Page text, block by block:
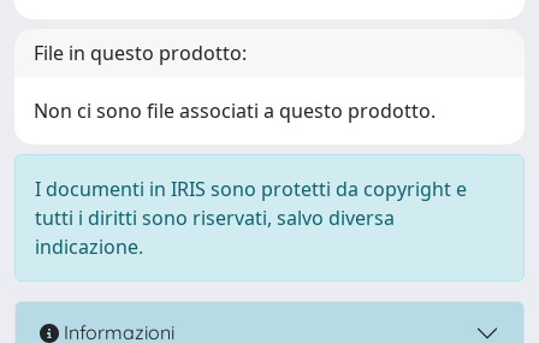
File in questo prodotto:
Non ci sono file associati a questo prodotto.
I documenti in IRIS sono protetti da copyright e
tutti i diritti sono riservati, salvo diversa
indicazione.
Informazioni